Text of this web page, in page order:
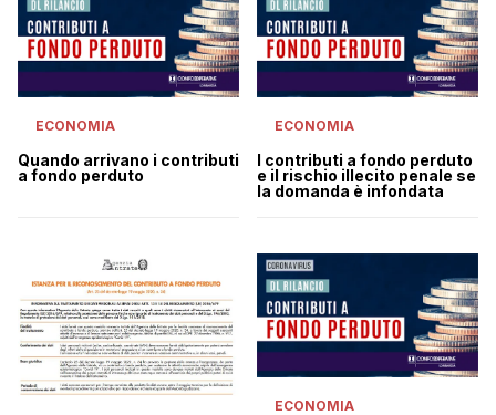
ECONOMIA
Quando arrivano i contributi
a fondo perduto
ECONOMIA
I contributi a fondo perduto
e il rischio illecito penale se
la domanda è infondata
ECONOMIA